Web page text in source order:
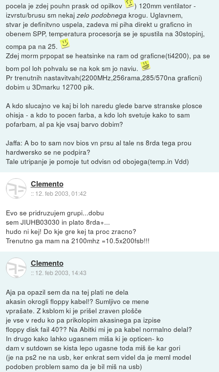
pocela je zdej pouhn prask od opilkov
) 120mm ventilator -
izvrstu/brusu sm nekajzelo podobnega krogu. Uglavnem,
stvar je definitvno uspela, zadeva mi piha direkt u graficno in
obenem SPP, temperatura procesorja se je spustila na 30stopinj,
compa pa na 25.
Zdej morm prpopat se heatsinke na ram od graficne(ti4200), pa se
bom pol loh pohvalu se na kok sm jo naviu.
Pr trenutnih nastavitvah(2200MHz,256rama,285/570na graficni)
dobim u 3Dmarku 12700 pik.
A kdo slucajno ve kaj bi loh naredu glede barve stranske plosce
ohisja - a kdo to pocen farba, a kdo loh svetuje kako to sam
pofarbam, al pa kje vsaj barvo dobim?
Jaffa: A bo to sam nov bios vn prsu al tale ns 8rda tega prou
hardwersko se ne podpira?
Tale utripanje je pomoje tut odvisn od obojega(temp.in Vdd)
Clemento
:: 12. feb 2003, 01:42
Evo se pridruzujem grupi...dobu
sem JIUHB03030 in plato 8rda+...
hudo ni kej! Do kje gre kej ta proc zracno?
Trenutno ga mam na 2100mhz =10.5x200fsb!!!
Clemento
:: 12. feb 2003, 14:43
Aja pa opazil sem da na tej plati ne dela
akasin okrogli floppy kabel!? Sumljivo ce mene
vprašate. Z ksblom ki je prišel zraven plošče
je vse v redu ko pa prikolopim akasinega pa izpise
floppy disk fail 40?? Na Abitki mi je pa kabel normalno delal?
In drugo kako lahko ugasnem miša ki je opticen- ko
dam v sutdown se kista lepo ugasne toda miš še kar gori
(je na ps2 ne na usb, ker enkrat sem videl da je meml model
podoben problem samo da je bil miš na usb)